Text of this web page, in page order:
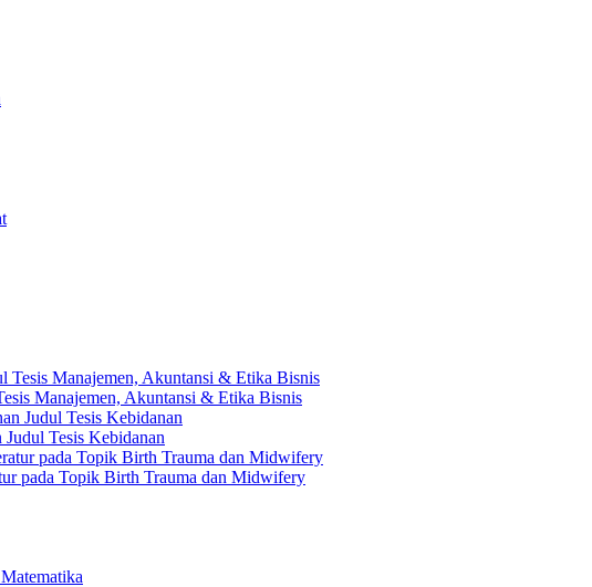
Manajemen, Akuntansi & Etika Bisnis
Tesis Kebidanan
pada Topik Birth Trauma dan Midwifery